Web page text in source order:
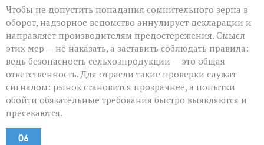
Чтобы не допустить попадания сомнительного зерна в
оборот, надзорное ведомство аннулирует декларации и
направляет производителям предостережения. Смысл
этих мер — не наказать, а заставить соблюдать правила:
ведь безопасность сельхозпродукции — это общая
ответственность. Для отрасли такие проверки служат
сигналом: рынок становится прозрачнее, а попытки
обойти обязательные требования быстро выявляются и
пресекаются.
06